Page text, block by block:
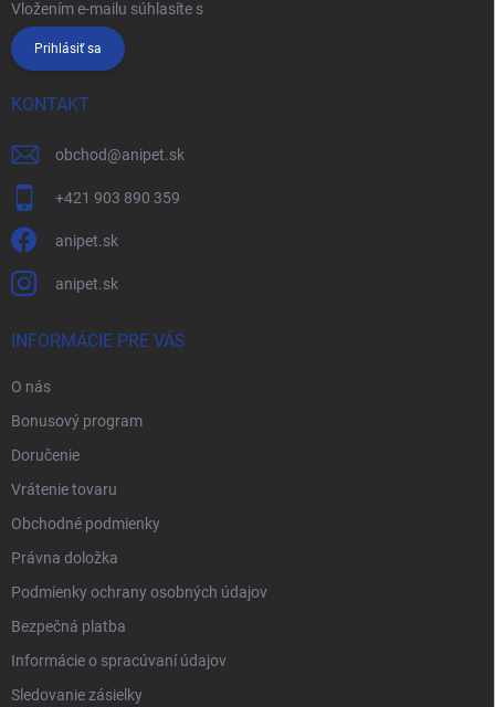
Vložením e-mailu súhlasíte s
Prihlásiť sa
KONTAKT
obchod@anipet.sk
+421 903 890 359
anipet.sk
anipet.sk
INFORMÁCIE PRE VÁS
O nás
Bonusový program
Doručenie
Vrátenie tovaru
Obchodné podmienky
Právna doložka
Podmienky ochrany osobných údajov
Bezpečná platba
Informácie o spracúvaní údajov
Sledovanie zásielky